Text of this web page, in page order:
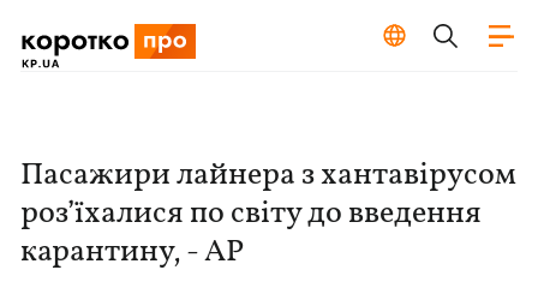
Пасажири лайнера з хантавірусом
роз’їхалися по світу до введення
карантину, - АР